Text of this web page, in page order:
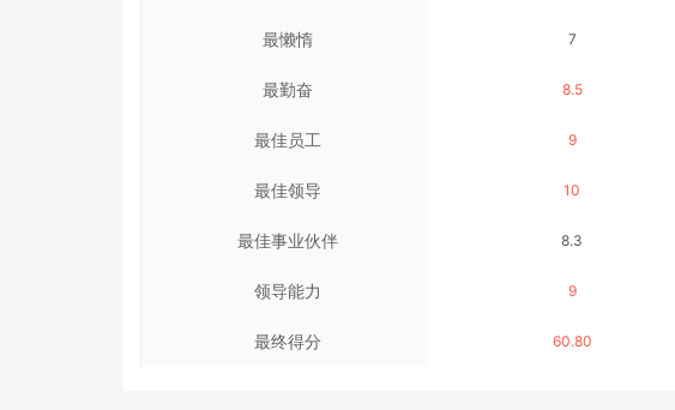
最懒惰
最勤奋
最佳员工
最佳领导
最佳事业伙伴
领导能力
最终得分
7
8.5
9
10
8.3
9
60.80